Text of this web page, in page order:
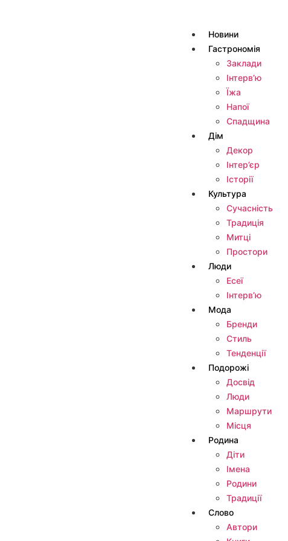
Новини
Гастрономія
Заклади
Інтерв’ю
Їжа
Напої
Спадщина
Дім
Декор
Інтер’єр
Історії
Культура
Сучасність
Традиція
Митці
Простори
Люди
Есеї
Інтерв’ю
Мода
Бренди
Стиль
Тенденції
Подорожі
Досвід
Люди
Маршрути
Місця
Родина
Діти
Імена
Родини
Традиції
Слово
Автори